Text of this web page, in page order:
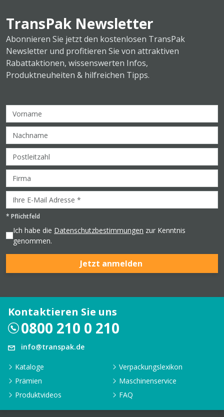
TransPak Newsletter
Abonnieren Sie jetzt den kostenlosen TransPak
Newsletter und profitieren Sie von attraktiven
Rabattaktionen, wissenswerten Infos,
Produktneuheiten & hilfreichen Tipps.
* Pflichtfeld
Ich habe die Datenschutzbestimmungen zur Kenntnis
genommen.
Jetzt anmelden
Kontaktieren Sie uns
0800 210 0 210
info@transpak.de
Kataloge
Verpackungslexikon
Prämien
Maschinenservice
Produktvideos
FAQ